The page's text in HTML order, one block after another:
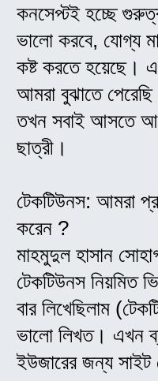
কনসেপ্টই হচ্ছে
ভালো করবে, যোগ্য
কষ্ট করতে হয়েছে।
আমরা বুঝাতে
তখন সবাই আসতে
ছাত্রী।
টেকটিউনস: আমরা
করেন ?
মাহমুদুল হাসান
টেকটিউনস নিয়মিত
বার লিখেছিলাম
ভালো লিখত। এখন
ইউজারের জন্য